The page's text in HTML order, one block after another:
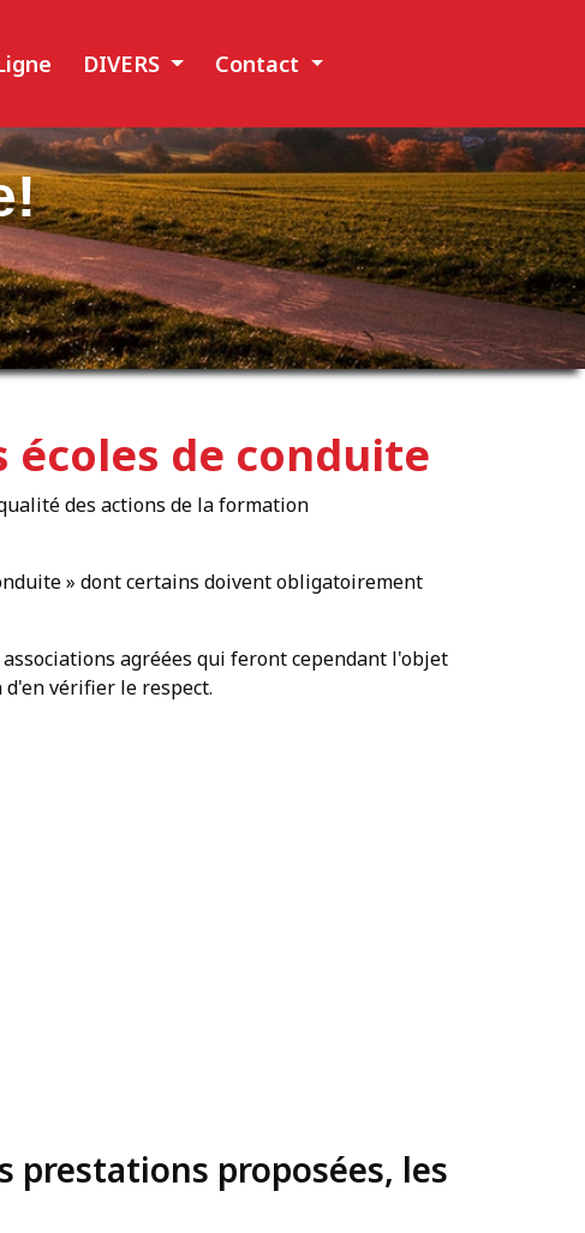
DIVERS Contact
écoles de conduite
des actions de la formation
» dont certains doivent obligatoirement
agréées qui feront cependant l'objet
vérifier le respect.
prestations proposées, les